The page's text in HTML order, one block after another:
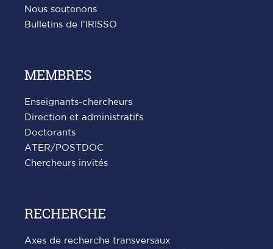
Nous soutenons
Bulletins de l'IRISSO
MEMBRES
Enseignants-chercheurs
Direction et administratifs
Doctorants
ATER/POSTDOC
Chercheurs invités
RECHERCHE
Axes de recherche transversaux